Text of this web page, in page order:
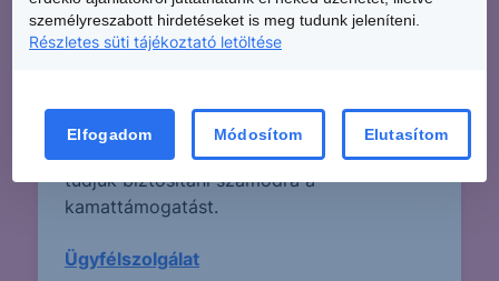
Folyósítás utáni teendők
megszületett a gyermek, jelezd felénk az
alábbi linken található elérhetőségen. Így
tudjuk biztosítani számodra a
kamattámogatást.
Ügyfélszolgálat
személyreszabott hirdetéseket is meg tudunk jeleníteni.
Részletes süti tájékoztató letöltése
Elfogadom Módosítom Elutasítom